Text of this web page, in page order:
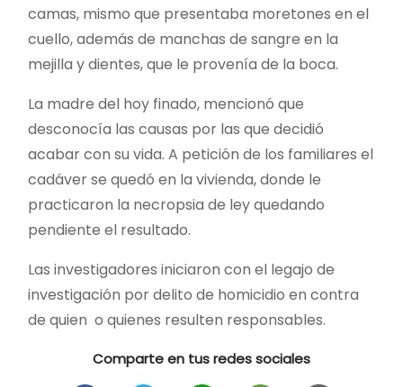
camas, mismo que presentaba moretones en el
cuello, además de manchas de sangre en la
mejilla y dientes, que le provenía de la boca.
La madre del hoy finado, mencionó que
desconocía las causas por las que decidió
acabar con su vida. A petición de los familiares el
cadáver se quedó en la vivienda, donde le
practicaron la necropsia de ley quedando
pendiente el resultado.
Las investigadores iniciaron con el legajo de
investigación por delito de homicidio en contra
de quien o quienes resulten responsables.
Comparte en tus redes sociales